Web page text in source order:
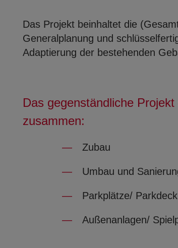
Das Projekt beinhaltet die
Generalplanung und
Adaptierung der bestehenden
Das gegenständliche
zusammen:
Zubau
Umbau und
Parkplätze/ Parkdeck
Außenanlagen/